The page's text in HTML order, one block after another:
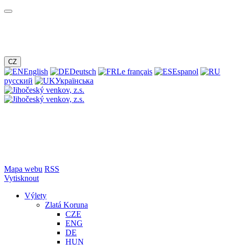
CZ
English Deutsch Le français
Espanol
русский
Українська
Mapa webu RSS
Vytisknout
Výlety
Zlatá Koruna
CZE
ENG
DE
HUN